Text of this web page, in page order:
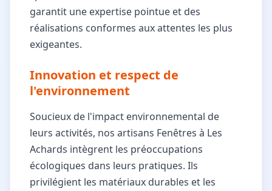
garantit une expertise pointue et des
réalisations conformes aux attentes les plus
exigeantes.
Innovation et respect de
l'environnement
Soucieux de l'impact environnemental de
leurs activités, nos artisans Fenêtres à Les
Achards intègrent les préoccupations
écologiques dans leurs pratiques. Ils
privilégient les matériaux durables et les